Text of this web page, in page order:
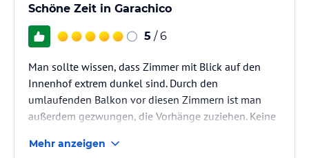
Schöne Zeit in Garachico
5 / 6
Man sollte wissen, dass Zimmer mit Blick auf den
Innenhof extrem dunkel sind. Durch den
umlaufenden Balkon vor diesen Zimmern ist man
außerdem gezwungen, die Vorhänge zuziehen. Keine
ein Zimmer zur Straße und damit war für uns alles
Mehr anzeigen